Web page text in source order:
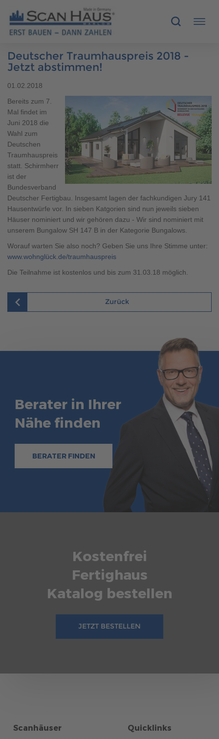
HÄUSER
MUSTERHÄUSER
SCANHAUS-VORTEILE
RUND UMS BAUEN
ÜBER UNS
KONTAKT
Brauchen Sie Hilfe?
MUSTERHAUS FINDEN
Deutscher Traumhauspreis 2018 -
Jetzt abstimmen!
01.02.2018
Bereits zum 7.
Mal findet im
Juni 2018 die
Wahl zum
Deutschen
Traumhauspreis
statt. Schirmherr
ist der
Bundesverband
Deutscher Fertigbau. Insgesamt lagen der fachkundigen Jury 141
Hausentwürfe vor. In sieben Katgorien sind nun jeweils sieben
Häuser nominiert und wir gehören dazu - Wir sind nominiert mit
unserem Bungalow SH 147 B in der Kategorie Bungalows.
Worauf warten Sie also noch? Geben Sie uns Ihre Stimme unter:
www.wohnglück.de/traumhauspreis
Die Teilnahme ist kostenlos und bis zum 31.03.18 möglich.
Zurück
Berater in Ihrer
Nähe finden
BERATER FINDEN
Kostenfrei
Fertighaus
Katalog bestellen
JETZT BESTELLEN
Scanhäuser Quicklinks